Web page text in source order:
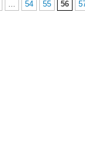
... 54 55 56